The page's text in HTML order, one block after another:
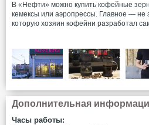
В «Нефти» можно купить кофейные
кемексы или аэропрессы. Главное — не
которую хозяин кофейни разработал
Дополнительная
Часы работы: